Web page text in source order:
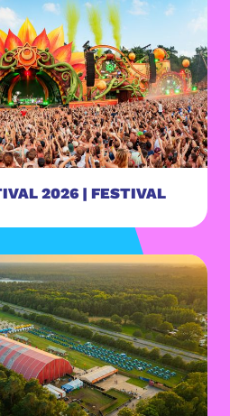
2026 | FESTIVAL